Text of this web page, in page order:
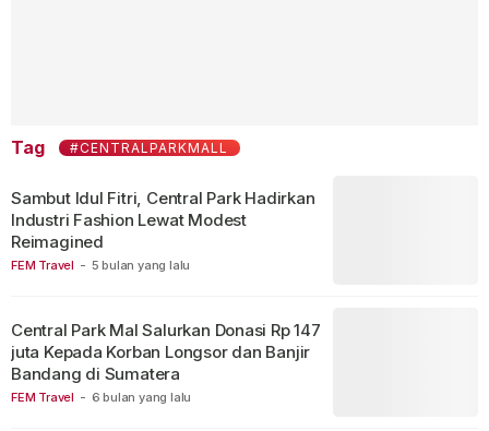
Tag #CENTRALPARKMALL
FEM Travel - 5 bulan yang lalu
Sambut Idul Fitri, Central Park Hadirkan
Industri Fashion Lewat Modest
Reimagined
FEM Travel - 6 bulan yang lalu
Central Park Mal Salurkan Donasi Rp 147
juta Kepada Korban Longsor dan Banjir
Bandang di Sumatera